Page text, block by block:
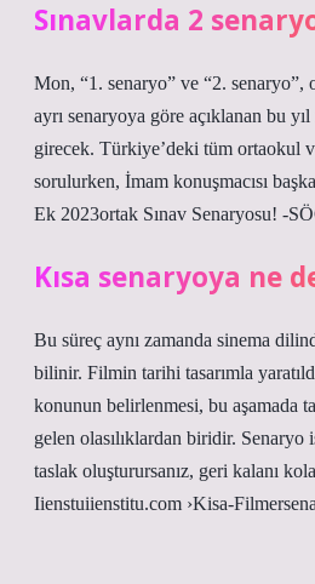
Sınavlarda 2
Mon, “1. senaryo” ve “2. senaryo”,
ayrı senaryoya göre açıklanan bu
girecek. Türkiye’deki tüm ortaokul
sorulurken, İmam konuşmacısı
Ek 2023ortak Sınav Senaryosu! -
Kısa senaryoya ne
Bu süreç aynı zamanda sinema
bilinir. Filmin tarihi tasarımla
konunun belirlenmesi, bu aşamada
gelen olasılıklardan biridir. Senaryo
taslak oluşturursanız, geri kalanı
Iienstuiienstitu.com ›Kisa-